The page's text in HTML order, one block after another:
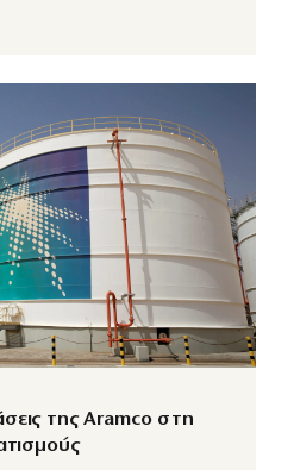
της Aramco στη